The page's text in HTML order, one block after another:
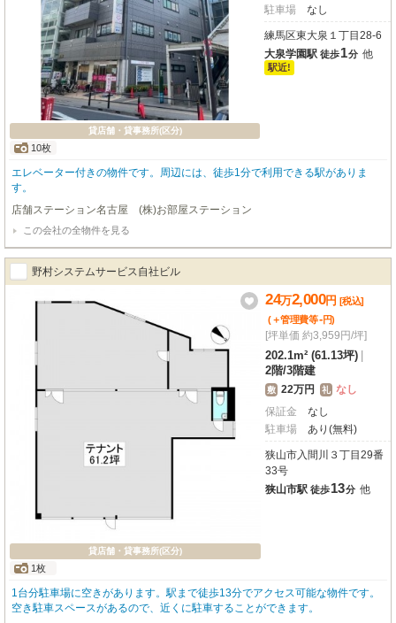
貸店舗・貸事務所(区分)
10枚
駐車場
なし
練馬区東大泉１丁目28-6
大泉学園駅 徒歩1分 他
駅近!
エレベーター付きの物件です。周辺には、徒歩1分で利用できる駅がありま
す。
店舗ステーション名古屋 (株)お部屋ステーション
この会社の全物件を見る
野村システムサービス自社ビル
貸店舗・貸事務所(区分)
1枚
24万2,000円 [税込]
(＋管理費等-円)
[坪単価 約3,959円/坪]
202.1m² (61.13坪)
2階/3階建
敷 22万円 礼 なし
保証金
なし
駐車場
あり(無料)
狭山市入間川３丁目29番
33号
狭山市駅 徒歩13分 他
1台分駐車場に空きがあります。駅まで徒歩13分でアクセス可能な物件です。
空き駐車スペースがあるので、近くに駐車することができます。